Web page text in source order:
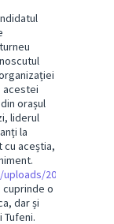
acestei
orașul
liderul
la
cu aceștia,
2024/09/
cuprinde o
dar și